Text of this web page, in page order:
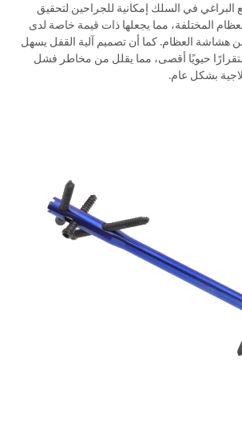
البراغي في السلك إمكانية للجراحين لتحقيق
المختلفة، مما يجعلها ذات قيمة خاصة لدى
هشاشة العظام. كما أن تصميم آلية القفل يسهل
حيويًا أقصى، مما يقلل من مخاطر فشل
بشكل عام.